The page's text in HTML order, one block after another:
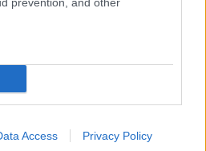
Access Privacy Policy
et procédure de demande